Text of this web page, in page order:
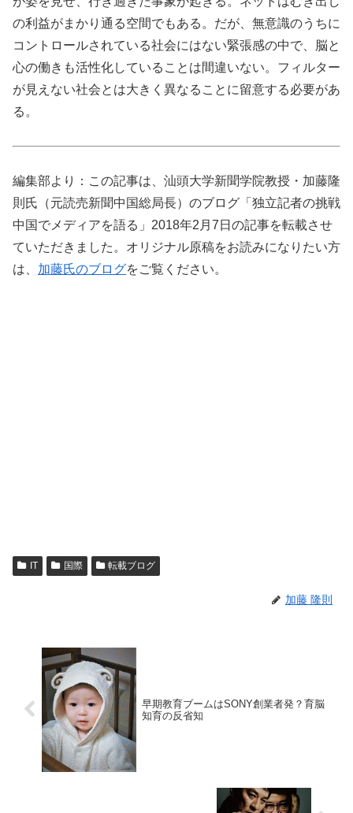
の利益がまかり通る空間でもある。だが、無意識のうちに
コントロールされている社会にはない緊張感の中で、脳と
心の働きも活性化していることは間違いない。フィルター
が見えない社会とは大きく異なることに留意する必要があ
る。
編集部より：この記事は、汕頭大学新聞学院教授・加藤隆
則氏（元読売新聞中国総局長）のブログ「独立記者の挑戦
中国でメディアを語る」2018年2月7日の記事を転載させ
ていただきました。オリジナル原稿をお読みになりたい方
は、 加藤氏のブログをご覧ください。
IT 国際 転載ブログ
加藤 隆則
早期教育ブームはSONY創業者発？育脳
知育の反省知